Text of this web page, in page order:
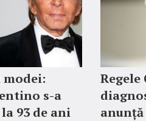
s-a
93 de ani
Regele